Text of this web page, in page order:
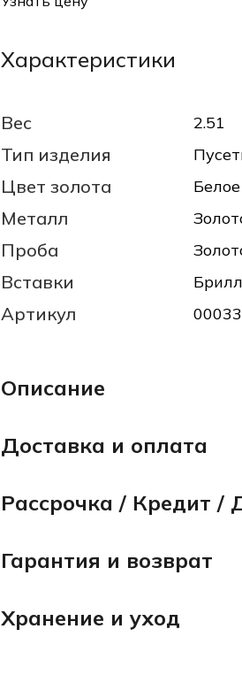
Характеристики
Вес 2.51
Тип изделия
Цвет золота Белое
Металл
Проба
Вставки
Артикул
Описание
Доставка и оплата
Рассрочка / Кредит /
Гарантия и возврат
Хранение и уход